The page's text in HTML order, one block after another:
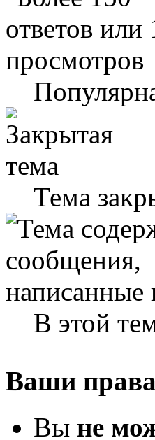
Тема
В этой
Ваши права
Вы не